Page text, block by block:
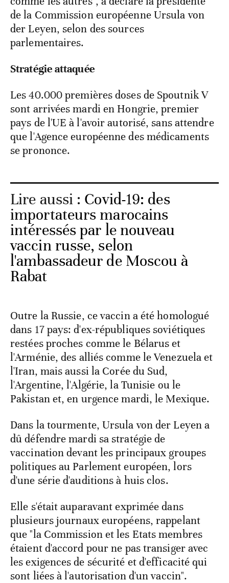
de la Commission européenne Ursula von
der Leyen, selon des sources
parlementaires.
Stratégie attaquée
Les 40.000 premières doses de Spoutnik V
sont arrivées mardi en Hongrie, premier
pays de l'UE à l'avoir autorisé, sans attendre
que l'Agence européenne des médicaments
se prononce.
Lire aussi : Covid-19: des
importateurs marocains
intéressés par le nouveau
vaccin russe, selon
l'ambassadeur de Moscou à
Rabat
Outre la Russie, ce vaccin a été homologué
dans 17 pays: d'ex-républiques soviétiques
restées proches comme le Bélarus et
l'Arménie, des alliés comme le Venezuela et
l'Iran, mais aussi la Corée du Sud,
l'Argentine, l'Algérie, la Tunisie ou le
Pakistan et, en urgence mardi, le Mexique.
Dans la tourmente, Ursula von der Leyen a
dû défendre mardi sa stratégie de
vaccination devant les principaux groupes
politiques au Parlement européen, lors
d'une série d'auditions à huis clos.
Elle s'était auparavant exprimée dans
plusieurs journaux européens, rappelant
que "la Commission et les Etats membres
étaient d'accord pour ne pas transiger avec
les exigences de sécurité et d'efficacité qui
sont liées à l'autorisation d'un vaccin".